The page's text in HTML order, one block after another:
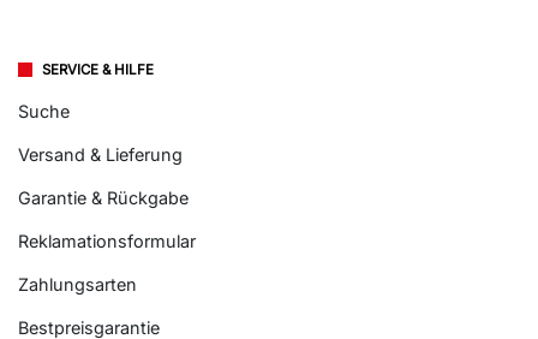
SERVICE & HILFE
Suche
Versand & Lieferung
Garantie & Rückgabe
Reklamationsformular
Zahlungsarten
Bestpreisgarantie